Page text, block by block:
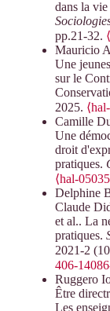
dans la
pp.21-32.
Mauricio
Une
sur le
2025.
Camille
Une
droit
pratiques.
⟨hal-
Delphine
Claude
et al.. La
pratiques.
2021-2
406-
Ruggero
Être
Les